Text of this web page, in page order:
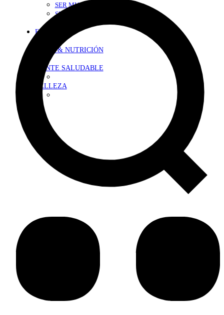
SER MUJER
SEXY-SALUD
EN FORMA
DIETA & NUTRICIÓN
MENTE SALUDABLE
BELLEZA